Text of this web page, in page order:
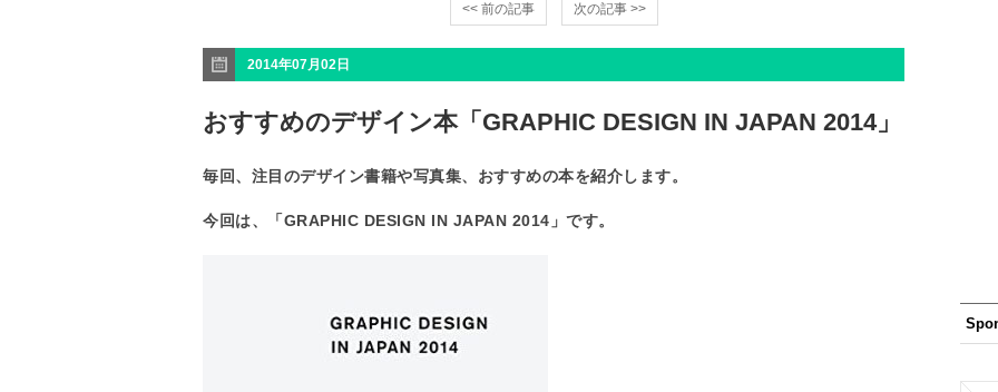
<< 前の記事 次の記事 >>
2014年07月02日
おすすめのデザイン本「GRAPHIC DESIGN IN JAPAN 2014」
毎回、注目のデザイン書籍や写真集、おすすめの本を紹介します。
今回は、「GRAPHIC DESIGN IN JAPAN 2014」です。